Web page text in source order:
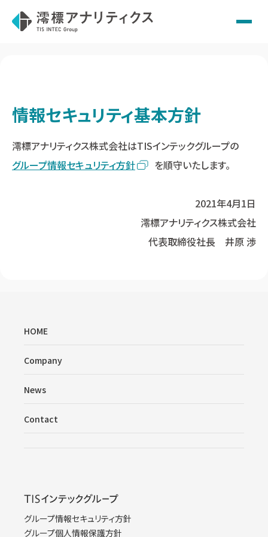
情報セキュリティ基本方針
澪標アナリティクス株式会社はTISインテックグループの
グループ情報セキュリティ方針
を順守いたします。
2021年4月1日
澪標アナリティクス株式会社
代表取締役社長 井原 渉
HOME
Company
News
Contact
グループ情報セキュリティ方針
グループ個人情報保護方針